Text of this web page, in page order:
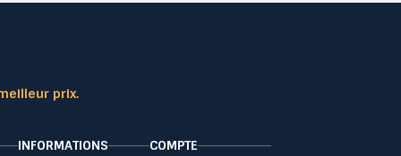
prix.
INFORMATIONS
COMPTE